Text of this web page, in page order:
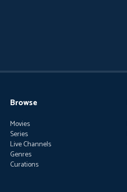
Browse
Movies
Series
Live Channels
Genres
Curations